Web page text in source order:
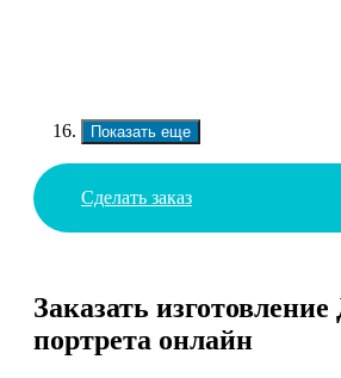
Показать еще
Сделать заказ
Заказать
портрета онлайн